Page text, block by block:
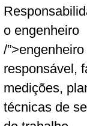
o engenheiro
/”>engenheiro
responsável,
medições,
técnicas de